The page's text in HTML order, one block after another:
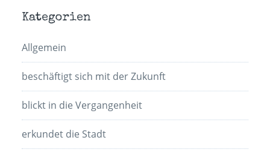
Kategorien
Allgemein
beschäftigt sich mit der Zukunft
blickt in die Vergangenheit
erkundet die Stadt